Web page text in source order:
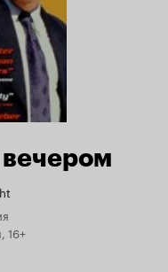
16+